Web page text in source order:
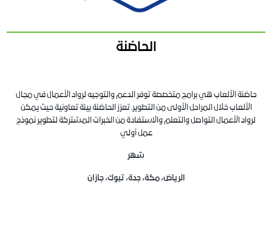
الحاضنة
حاضنة الألعاب هي برامج متخصصة توفر الدعم والتوجيه لرواد الأعمال في مجال
الألعاب خلال المراحل الأولى من التطوير. تعزز الحاضنة بيئة تعاونية حيث يمكن
لرواد الأعمال التواصل والتعلم والاستفادة من الخبرات المشتركة لتطوير نموذج
عمل أولي
شهر
الرياض، مكة، جدة، تبوك، جازان